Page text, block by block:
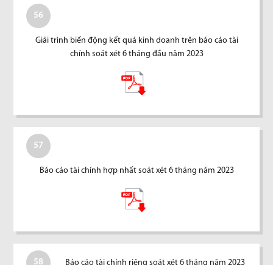
56
Giải trình biến động kết quả kinh doanh trên báo cáo tài
chính soát xét 6 tháng đầu năm 2023
57
Báo cáo tài chính hợp nhất soát xét 6 tháng năm 2023
58 Báo cáo tài chính riêng soát xét 6 tháng năm 2023